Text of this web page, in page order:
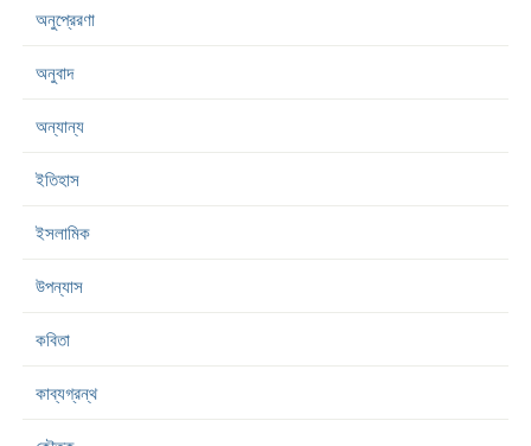
অনুপ্রেরণা
অনুবাদ
অন্যান্য
ইতিহাস
ইসলামিক
উপন্যাস
কবিতা
কাব্যগ্রন্থ